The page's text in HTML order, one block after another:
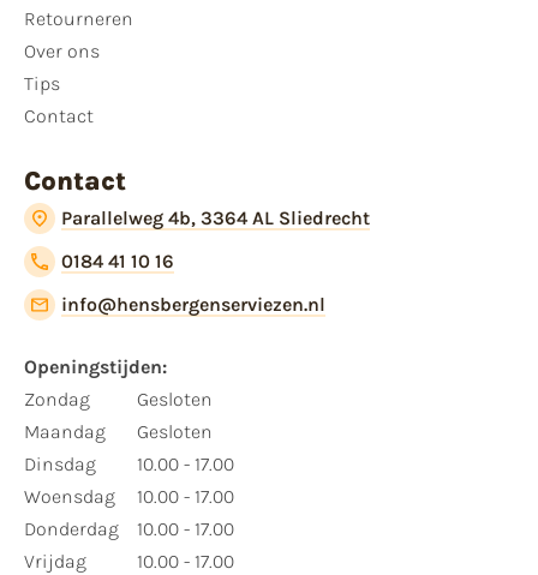
Retourneren
Over ons
Tips
Contact
Contact
Parallelweg 4b, 3364 AL Sliedrecht
0184 41 10 16
info@hensbergenserviezen.nl
Openingstijden:
Zondag
Maandag
Dinsdag
Woensdag
Donderdag
Vrijdag
Gesloten
Gesloten
10.00 - 17.00
10.00 - 17.00
10.00 - 17.00
10.00 - 17.00